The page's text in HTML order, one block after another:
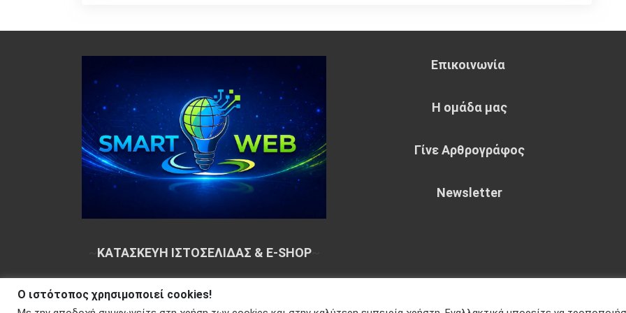
ΚΑΤΑΣΚΕΥΗ ΙΣΤΟΣΕΛΙΔΑΣ & E-SHOP~
Επικοινωνία
Η ομάδα μας
Γίνε Αρθρογράφος
Newsletter
Copyright © 2026 Your e-articles - WordPress Theme : by Sparkle Themes Πολιτική
Ο ιστότοπος χρησιμοποιεί cookies!